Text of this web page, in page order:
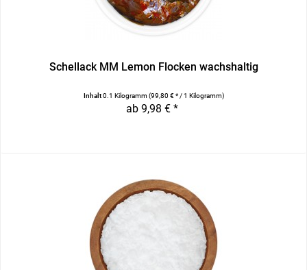
Schellack MM Lemon Flocken wachshaltig
Inhalt0.1 Kilogramm(99,80 € * / 1 Kilogramm)
ab 9,98 € *